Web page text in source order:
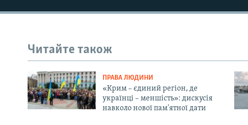
Читайте також
ПРАВА ЛЮДИНИ
«Крим – єдиний регіон, де
українці – меншість»: дискусія
навколо нової пам'ятної дати